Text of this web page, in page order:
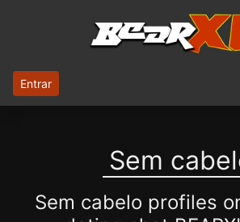
Entrar
Sem
Sem cabelo profiles